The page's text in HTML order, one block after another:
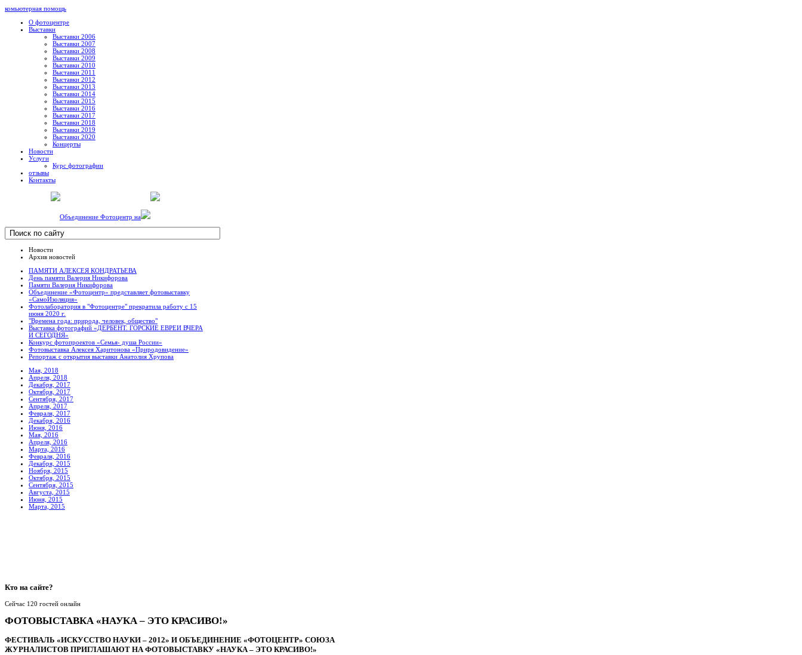
комьютерная помощь
О фотоцентре
Выставки
Выставки 2006
Выставки 2007
Выставки 2008
Выставки 2009
Выставки 2010
Выставки 2011
Выставки 2012
Выставки 2013
Выставки 2014
Выставки 2015
Выставки 2016
Выставки 2017
Выставки 2018
Выставки 2019
Выставки 2020
Концерты
Новости
Услуги
Курс фотографии
отзывы
Контакты
Объединение Фотоцентр на
Новости
Архив новостей
ПАМЯТИ АЛЕКСЕЯ КОНДРАТЬЕВА
День памяти Валерия Никифорова
Памяти Валерия Никифорова
Объединение «Фотоцентр» представляет фотовыставку
«СамоИзоляция»
Фотолаборатория в "Фотоцентре" прекратила работу с 15
июня 2020 г.
"Времена года: природа, человек, общество"
Выставка фотографий «ДЕРБЕНТ. ГОРСКИЕ ЕВРЕИ ВЧЕРА
И СЕГОДНЯ»
Конкурс фотопроектов «Семья- душа России»
Фотовыставка Алексея Харитонова «Природовидение»
Репортаж с открытия выставки Анатолия Хрупова
Мая, 2018
Апреля, 2018
Декабря, 2017
Октября, 2017
Сентября, 2017
Апреля, 2017
Февраля, 2017
Декабря, 2016
Июня, 2016
Мая, 2016
Апреля, 2016
Марта, 2016
Февраля, 2016
Декабря, 2015
Ноября, 2015
Октября, 2015
Сентября, 2015
Августа, 2015
Июня, 2015
Марта, 2015
Кто на сайте?
Сейчас 120 гостей онлайн
ФОТОВЫСТАВКА «НАУКА – ЭТО КРАСИВО!»
ФЕСТИВАЛЬ «ИСКУССТВО НАУКИ – 2012» И ОБЪЕДИНЕНИЕ «ФОТОЦЕНТР» СОЮЗА
ЖУРНАЛИСТОВ ПРИГЛАШАЮТ НА ФОТОВЫСТАВКУ «НАУКА – ЭТО КРАСИВО!»